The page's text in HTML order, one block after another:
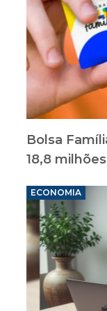
Bolsa
18,8
ECONOMIA